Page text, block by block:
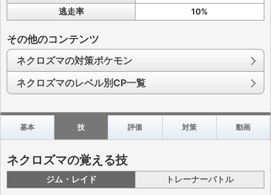
逃走率
10%
その他のコンテンツ
ネクロズマの対策ポケモン
ネクロズマのレベル別CP一覧
基本 技 評価 対策 動画
ネクロズマの覚える技
ジム・レイド トレーナーバトル